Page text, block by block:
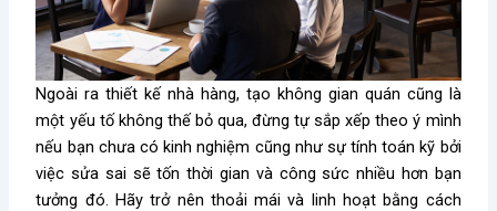
Ngoài ra thiết kế nhà hàng, tạo không gian quán cũng là
một yếu tố không thế bỏ qua, đừng tự sắp xếp theo ý mình
nếu bạn chưa có kinh nghiệm cũng như sự tính toán kỹ bởi
việc sửa sai sẽ tốn thời gian và công sức nhiều hơn bạn
tưởng đó. Hãy trở nên thoải mái và linh hoạt bằng cách